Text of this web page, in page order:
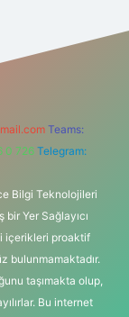
Teams:
0 726 Telegram:
Bilgi Teknolojileri
Yer Sağlayıcı
içerikleri proaktif
bulunmamaktadır.
taşımakta olup,
Bu internet